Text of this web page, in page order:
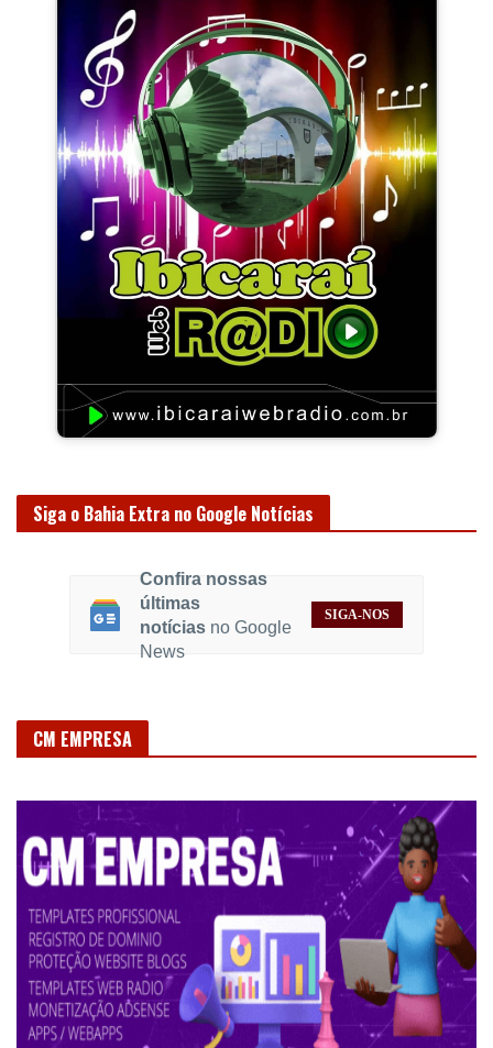
Siga o Bahia Extra no Google Notícias
Confira nossas
últimas
notíciasno Google
News
SIGA-NOS
CM EMPRESA